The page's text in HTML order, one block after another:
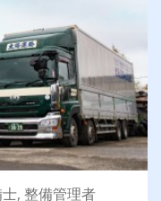
, 整備管理者